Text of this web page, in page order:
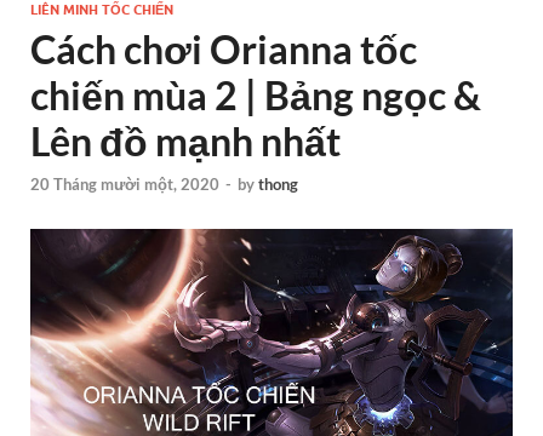
LIÊN MINH TỐC CHIẾN
Cách chơi Orianna tốc
chiến mùa 2 | Bảng ngọc &
Lên đồ mạnh nhất
20 Tháng mười một, 2020 - bythong